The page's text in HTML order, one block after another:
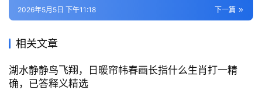
下一篇
2026年5月5日 下午11:18
相关文章
湖水静静鸟飞翔，日暖帘帏春画长指什么生肖打一精
确，已答释义精选